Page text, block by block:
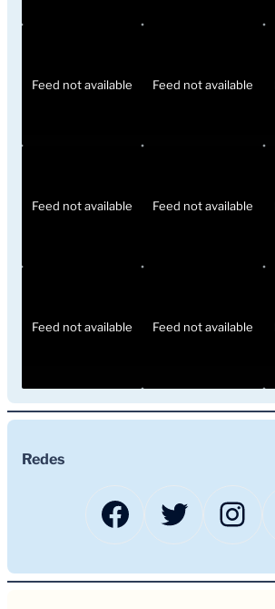
Feed not available Feed not available
Feed not available Feed not available
Feed not available Feed not available
Redes
Facebook
Twitter